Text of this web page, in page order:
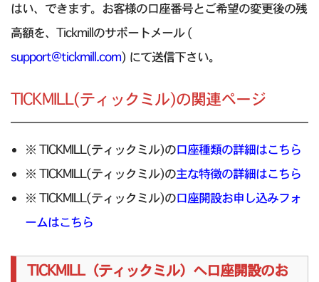
はい、できます。お客様の口座番号とご希望の変更後の残
高額を、Tickmillのサポートメール (
support@tickmill.com) にて送信下さい。
TICKMILL(ティックミル)の関連ページ
※ TICKMILL(ティックミル)の口座種類の詳細はこちら
※ TICKMILL(ティックミル)の主な特徴の詳細はこちら
※ TICKMILL(ティックミル)の口座開設お申し込みフォ
ームはこちら
TICKMILL（ティックミル）へ口座開設のお